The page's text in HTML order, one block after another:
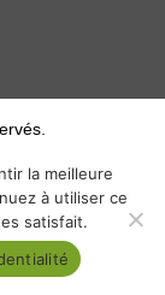
la meilleure
à utiliser ce
satisfait.